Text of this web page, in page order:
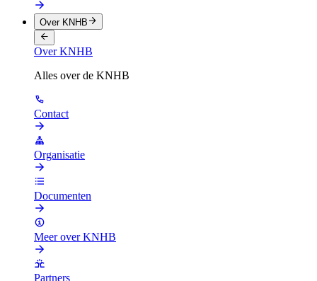
Over KNHB
Over KNHB
Alles over de KNHB
Contact
Organisatie
Documenten
Meer over KNHB
Partners